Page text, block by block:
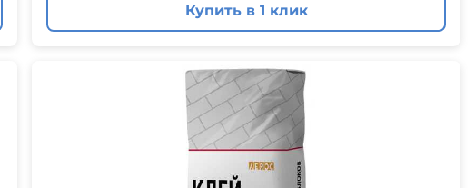
Купить в 1 клик